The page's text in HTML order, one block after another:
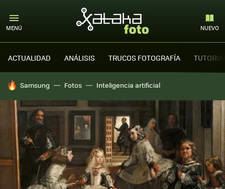
MENÚ NUEVO
ACTUALIDAD ANÁLISIS TRUCOS FOTOGRAFÍA
HOY SE HABLA DE
Samsung Fotos Inteligencia artificial